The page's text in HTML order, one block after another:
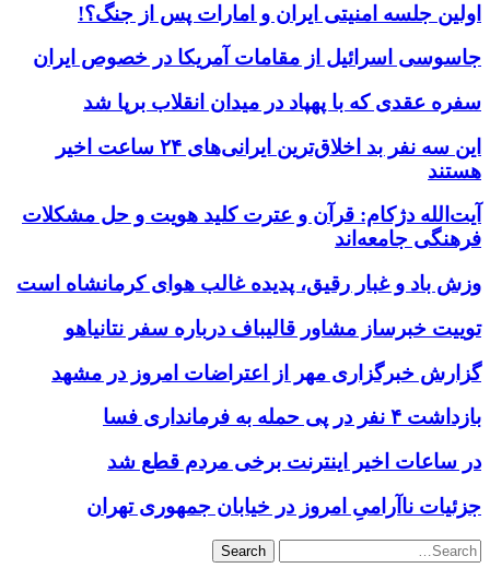
اولین جلسه امنیتی ایران و امارات پس از جنگ؟!
جاسوسی اسرائیل از مقامات آمریکا در خصوص ایران
سفره عقدی که با پهپاد در میدان انقلاب برپا شد
این سه نفر بد اخلاق‌ترین ایرانی‌های ۲۴ ساعت اخیر
هستند
آیت‌الله دژکام: قرآن و عترت کلید هویت و حل مشکلات
فرهنگی جامعه‌اند
وزش باد و غبار رقیق، پدیده غالب هوای کرمانشاه است
توییت خبرساز مشاور قالیباف درباره سفر نتانیاهو
گزارش خبرگزاری مهر از اعتراضات امروز در مشهد
بازداشت ۴ نفر در پی حمله به فرمانداری فسا
در ساعات اخیر اینترنت برخی مردم قطع شد
جزئیات ناآرامیِ امروز در خیابان جمهوری تهران
Search